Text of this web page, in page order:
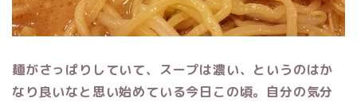
麺がさっぱりしていて、スープは濃い、というのはか
なり良いなと思い始めている今日この頃。自分の気分